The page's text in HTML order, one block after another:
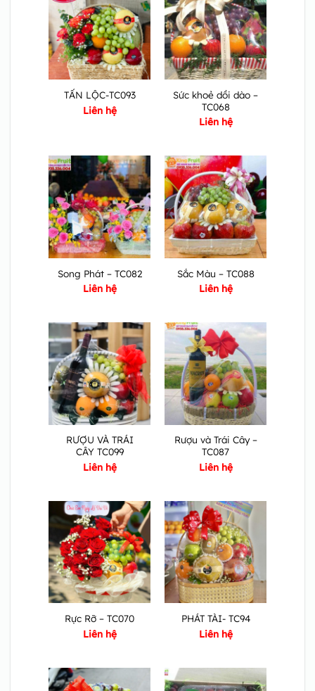
TẤN LỘC-TC093
Liên hệ
Sức khoẻ dồi dào –
TC068
Liên hệ
Song Phát – TC082
Liên hệ
Sắc Màu – TC088
Liên hệ
RƯỢU VÀ TRÁI
CÂY TC099
Liên hệ
Rượu và Trái Cây –
TC087
Liên hệ
Rực Rỡ – TC070
Liên hệ
PHÁT TÀI- TC94
Liên hệ